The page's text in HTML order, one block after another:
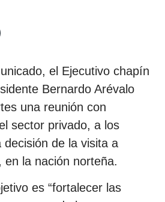
el Ejecutivo chapín
Bernardo Arévalo
una reunión con
sector privado, a los
decisión de la visita a
en la nación norteña.
es “fortalecer las